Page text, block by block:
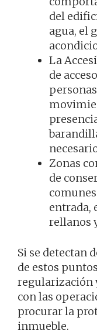
del
agua, el
La
de
Zonas
de
entrada,
rellanos
Si se detectan
de estos
regularización
con las
procurar la
inmueble.